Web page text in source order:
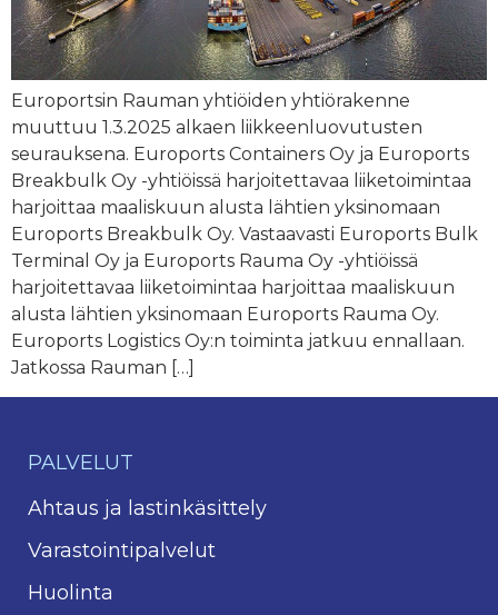
Europortsin Rauman yhtiöiden yhtiörakenne
muuttuu 1.3.2025 alkaen liikkeenluovutusten
seurauksena. Euroports Containers Oy ja Euroports
Breakbulk Oy -yhtiöissä harjoitettavaa liiketoimintaa
harjoittaa maaliskuun alusta lähtien yksinomaan
Euroports Breakbulk Oy. Vastaavasti Euroports Bulk
Terminal Oy ja Euroports Rauma Oy -yhtiöissä
harjoitettavaa liiketoimintaa harjoittaa maaliskuun
alusta lähtien yksinomaan Euroports Rauma Oy.
Euroports Logistics Oy:n toiminta jatkuu ennallaan.
Jatkossa Rauman […]
PALVELUT
Ahtaus ja lastinkäsittely
Varastointipalvelut
Huolinta